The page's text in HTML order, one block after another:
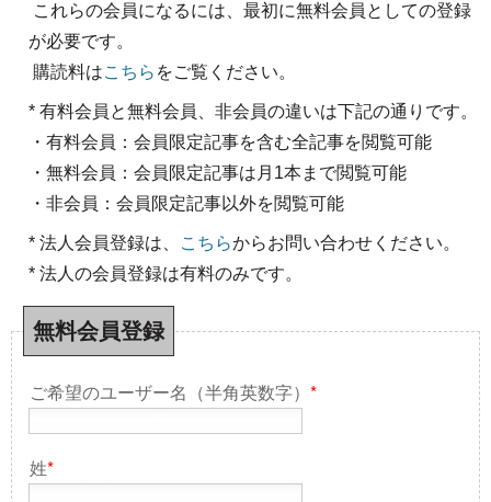
これらの会員になるには、最初に無料会員としての登録
が必要です。
購読料はこちら をご覧ください。
* 有料会員と無料会員、非会員の違いは下記の通りです。
・有料会員：会員限定記事を含む全記事を閲覧可能
・無料会員：会員限定記事は月1本まで閲覧可能
・非会員：会員限定記事以外を閲覧可能
* 法人会員登録は、 こちらからお問い合わせください。
* 法人の会員登録は有料のみです。
無料会員登録
ご希望のユーザー名（半角英数字） *
姓*